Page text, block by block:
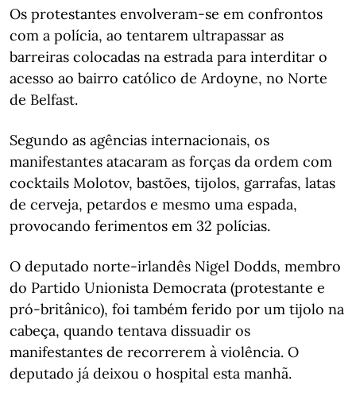
Os protestantes envolveram-se em confrontos
com a polícia, ao tentarem ultrapassar as
barreiras colocadas na estrada para interditar o
acesso ao bairro católico de Ardoyne, no Norte
de Belfast.
Segundo as agências internacionais, os
manifestantes atacaram as forças da ordem com
cocktails Molotov, bastões, tijolos, garrafas, latas
de cerveja, petardos e mesmo uma espada,
provocando ferimentos em 32 polícias.
O deputado norte-irlandês Nigel Dodds, membro
do Partido Unionista Democrata (protestante e
pró-britânico), foi também ferido por um tijolo na
cabeça, quando tentava dissuadir os
manifestantes de recorrerem à violência. O
deputado já deixou o hospital esta manhã.